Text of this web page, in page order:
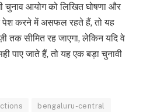
चुनाव आयोग को लिखित घोषणा और
पेश करने में असफल रहते हैं, तो यह
तक सीमित रह जाएगा, लेकिन यदि वे
पाए जाते हैं, तो यह एक बड़ा चुनावी
bengaluru-central